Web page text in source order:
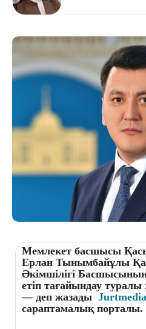
Мемлекет басшысы
Ерлан Тынымбайұлы
Әкімшілігі
етіп тағайындау
— деп жазады Jurtmedia
сараптамалық порталы.